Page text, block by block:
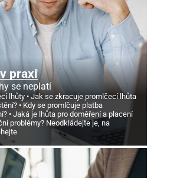
praxi
se neplatí
lhůty
Jak se zkracuje promlčecí lhůta
Kdy se promlčuje platba
Jaká je lhůta pro doměření a placení
problémy? Neodkládejte je, na